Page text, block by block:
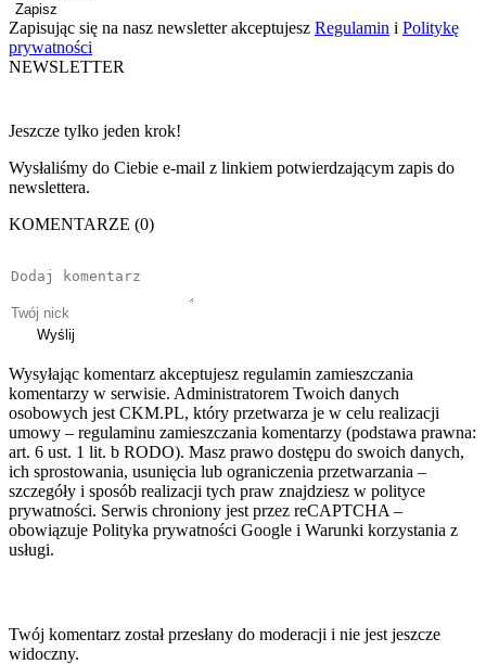
Zapisz
Zapisując się na nasz newsletter akceptujesz Regulamin i Politykę
prywatności
NEWSLETTER
Jeszcze tylko jeden krok!
Wysłaliśmy do Ciebie e-mail z linkiem potwierdzającym zapis do
newslettera.
KOMENTARZE (0)
Wyślij
Wysyłając komentarz akceptujesz regulamin zamieszczania
komentarzy w serwisie. Administratorem Twoich danych
osobowych jest CKM.PL, który przetwarza je w celu realizacji
umowy – regulaminu zamieszczania komentarzy (podstawa prawna:
art. 6 ust. 1 lit. b RODO). Masz prawo dostępu do swoich danych,
ich sprostowania, usunięcia lub ograniczenia przetwarzania –
szczegóły i sposób realizacji tych praw znajdziesz w polityce
prywatności. Serwis chroniony jest przez reCAPTCHA –
obowiązuje Polityka prywatności Google i Warunki korzystania z
usługi.
Twój komentarz został przesłany do moderacji i nie jest jeszcze
widoczny.